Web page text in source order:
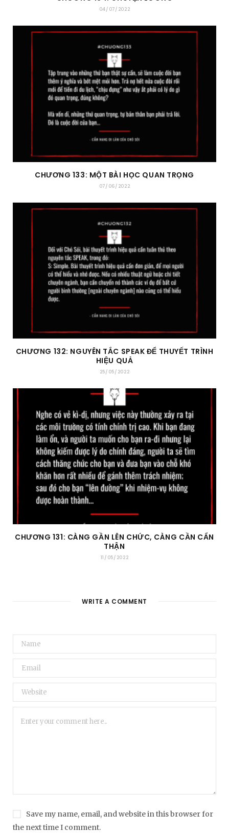
04/07/2022
CHƯƠNG 133: MỘT BÀI HỌC QUAN TRỌNG
07/06/2022
CHƯƠNG 132: NGUYÊN TẮC SPEAK ĐỂ THUYẾT TRÌNH
HIỆU QUẢ
25/05/2022
CHƯƠNG 131: CÀNG GẦN LÊN CHỨC, CÀNG CẦN CẨN
THẬN
11/05/2022
WRITE A COMMENT
Save my name, email, and website in this browser for
the next time I comment.